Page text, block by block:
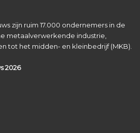
zijn ruim 17.000 ondernemers in de
metaalverwerkende industrie,
tot het midden- en kleinbedrijf (MKB).
2026